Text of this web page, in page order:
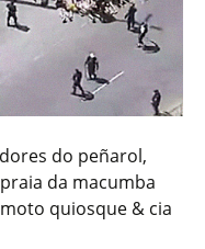
do peñarol,
da macumba
quiosque & cia